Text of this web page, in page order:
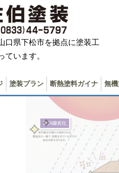
口県下松市を拠点に塗装工
ています。
塗装プラン 断熱塗料ガイナ 無